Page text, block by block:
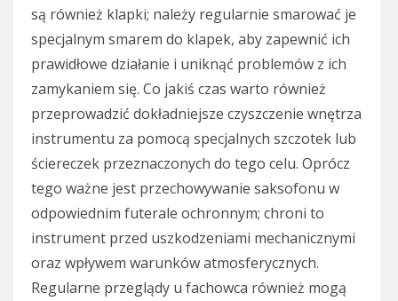
są również klapki; należy regularnie smarować je
specjalnym smarem do klapek, aby zapewnić ich
prawidłowe działanie i uniknąć problemów z ich
zamykaniem się. Co jakiś czas warto również
przeprowadzić dokładniejsze czyszczenie wnętrza
instrumentu za pomocą specjalnych szczotek lub
ściereczek przeznaczonych do tego celu. Oprócz
tego ważne jest przechowywanie saksofonu w
odpowiednim futerale ochronnym; chroni to
instrument przed uszkodzeniami mechanicznymi
oraz wpływem warunków atmosferycznych.
Regularne przeglądy u fachowca również mogą